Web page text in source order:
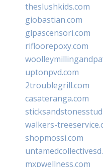
theslushkids.com
giobastian.com
glpascensori.com
rifloorepoxy.com
uptonpvd.com
2troublegrill.com
casateranga.com
walkers-
shopmossi.com
mxpwellness.com